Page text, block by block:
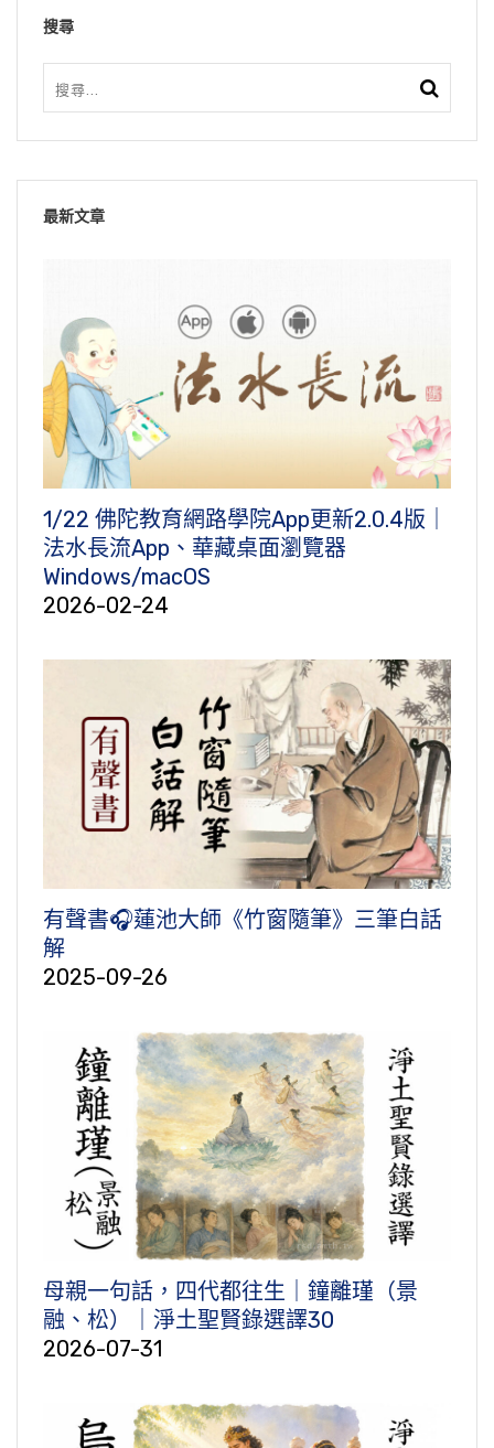
搜尋
最新文章
1/22 佛陀教育網路學院App更新2.0.4版｜
法水長流App、華藏桌面瀏覽器
Windows/macOS
2026-02-24
有聲書🎧蓮池大師《竹窗隨筆》三筆白話
解
2025-09-26
母親一句話，四代都往生｜鐘離瑾（景
融、松）｜淨土聖賢錄選譯30
2026-07-31